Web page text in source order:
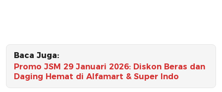
Baca Juga:
Promo JSM 29 Januari 2026: Diskon Beras dan
Daging Hemat di Alfamart & Super Indo